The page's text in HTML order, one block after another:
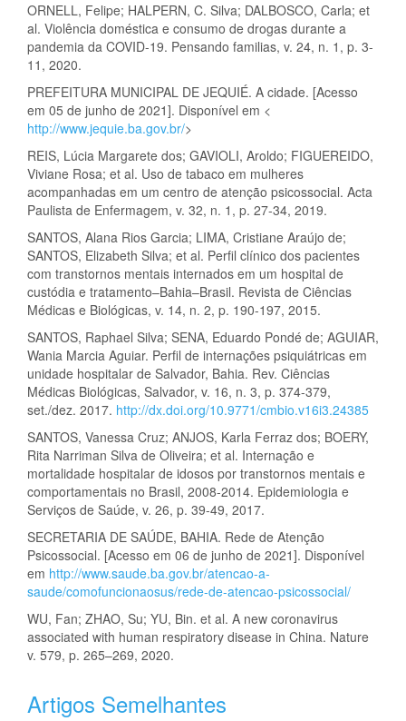
ORNELL, Felipe; HALPERN, C. Silva; DALBOSCO, Carla; et
al. Violência doméstica e consumo de drogas durante a
pandemia da COVID-19. Pensando familias, v. 24, n. 1, p. 3-
11, 2020.
PREFEITURA MUNICIPAL DE JEQUIÉ. A cidade. [Acesso
em 05 de junho de 2021]. Disponível em <
http://www.jequie.ba.gov.br/>
REIS, Lúcia Margarete dos; GAVIOLI, Aroldo; FIGUEREIDO,
Viviane Rosa; et al. Uso de tabaco em mulheres
acompanhadas em um centro de atenção psicossocial. Acta
Paulista de Enfermagem, v. 32, n. 1, p. 27-34, 2019.
SANTOS, Alana Rios Garcia; LIMA, Cristiane Araújo de;
SANTOS, Elizabeth Silva; et al. Perfil clínico dos pacientes
com transtornos mentais internados em um hospital de
custódia e tratamento–Bahia–Brasil. Revista de Ciências
Médicas e Biológicas, v. 14, n. 2, p. 190-197, 2015.
SANTOS, Raphael Silva; SENA, Eduardo Pondé de; AGUIAR,
Wania Marcia Aguiar. Perfil de internações psiquiátricas em
unidade hospitalar de Salvador, Bahia. Rev. Ciências
Médicas Biológicas, Salvador, v. 16, n. 3, p. 374-379,
set./dez. 2017. http://dx.doi.org/10.9771/cmbio.v16i3.24385
SANTOS, Vanessa Cruz; ANJOS, Karla Ferraz dos; BOERY,
Rita Narriman Silva de Oliveira; et al. Internação e
mortalidade hospitalar de idosos por transtornos mentais e
comportamentais no Brasil, 2008-2014. Epidemiologia e
Serviços de Saúde, v. 26, p. 39-49, 2017.
SECRETARIA DE SAÚDE, BAHIA. Rede de Atenção
Psicossocial. [Acesso em 06 de junho de 2021]. Disponível
em http://www.saude.ba.gov.br/atencao-a-
saude/comofuncionaosus/rede-de-atencao-psicossocial/
WU, Fan; ZHAO, Su; YU, Bin. et al. A new coronavirus
associated with human respiratory disease in China. Nature
v. 579, p. 265–269, 2020.
Artigos Semelhantes